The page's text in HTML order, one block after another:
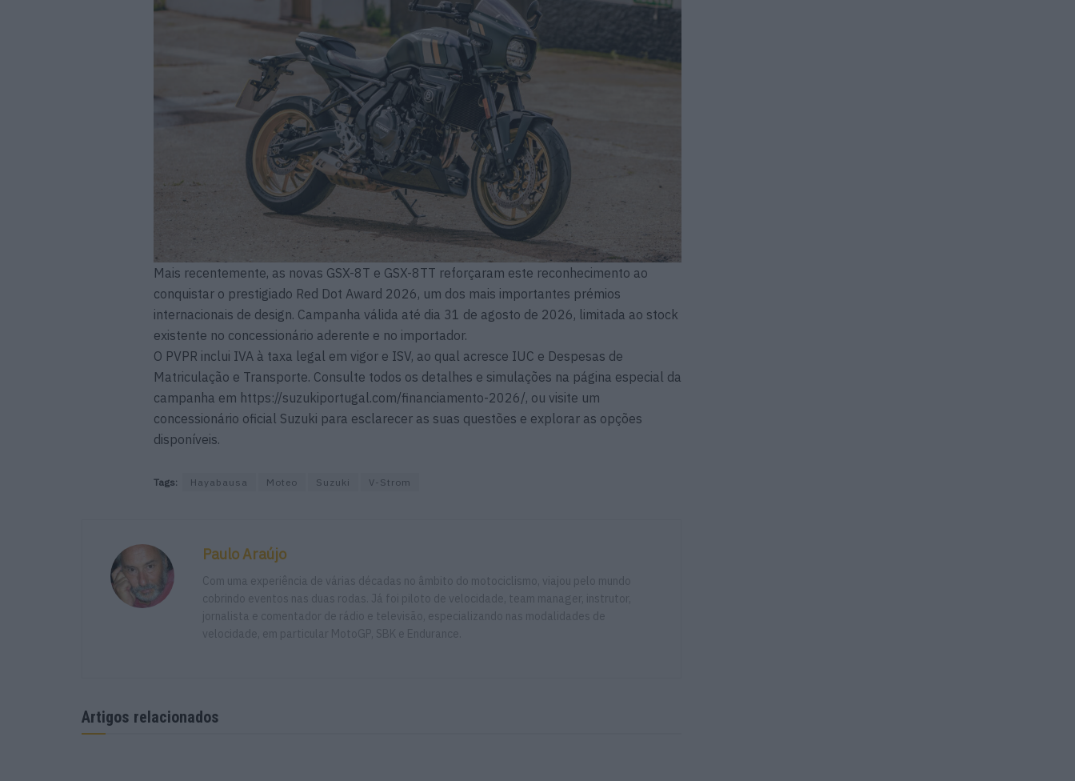
Mais recentemente, as novas GSX-8T e GSX-8TT reforçaram este reconhecimento ao
conquistar o prestigiado Red Dot Award 2026, um dos mais importantes prémios
internacionais de design. Campanha válida até dia 31 de agosto de 2026, limitada ao stock
existente no concessionário aderente e no importador.
O PVPR inclui IVA à taxa legal em vigor e ISV, ao qual acresce IUC e Despesas de
Matriculação e Transporte. Consulte todos os detalhes e simulações na página especial da
campanha em https://suzukiportugal.com/financiamento-2026/, ou visite um
concessionário oficial Suzuki para esclarecer as suas questões e explorar as opções
disponíveis.
Tags: Hayabausa Moteo Suzuki V-Strom
Paulo Araújo
Com uma experiência de várias décadas no âmbito do motociclismo, viajou pelo mundo
cobrindo eventos nas duas rodas. Já foi piloto de velocidade, team manager, instrutor,
jornalista e comentador de rádio e televisão, especializando nas modalidades de
velocidade, em particular MotoGP, SBK e Endurance.
Artigos relacionados